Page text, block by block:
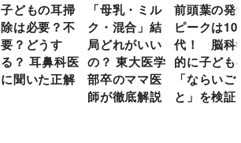
子どもの耳掃
除は必要？不
要？どうす
る？ 耳鼻科医
に聞いた正解
「母乳・ミル
ク・混合」結
局どれがいい
の？ 東大医学
部卒のママ医
師が徹底解説
前頭葉の発達
ピークは10
代！ 脳科学
的に子どもの
「ならいご
と」を検証